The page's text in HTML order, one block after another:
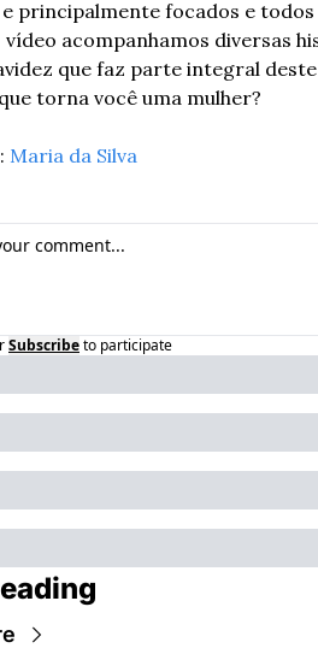
principalmente focados e
vídeo acompanhamos diversas
que faz parte integral
torna você uma mulher?
Maria da Silva
Subscribeto participate